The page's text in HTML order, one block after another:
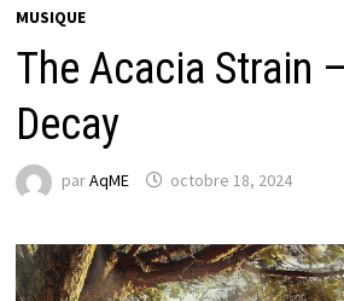
MUSIQUE
The Acacia Strain
Decay
parAqME octobre 18, 2024